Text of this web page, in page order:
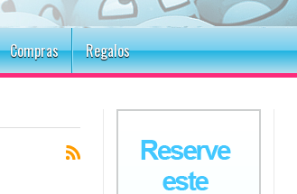
Compras Regalos